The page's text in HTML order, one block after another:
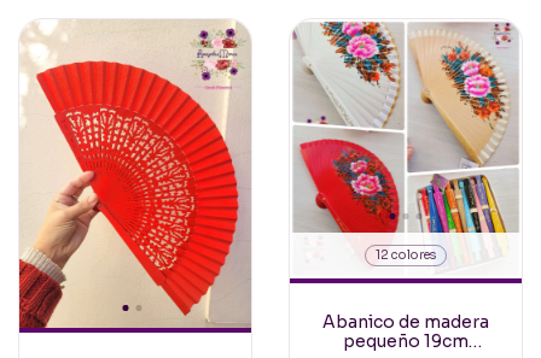
12 colores
Abanico de madera
pequeño 19cm